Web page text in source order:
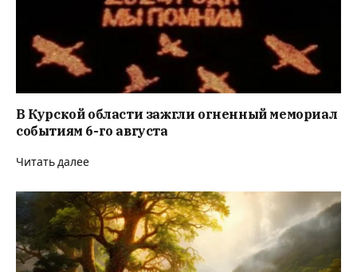
В Курской области зажгли огненный мемориал
событиям 6-го августа
Читать далее